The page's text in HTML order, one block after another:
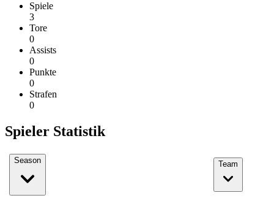
Spiele
3
Tore
0
Assists
0
Punkte
0
Strafen
0
Spieler Statistik
Season Team